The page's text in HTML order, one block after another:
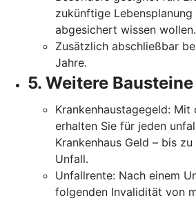
zukünftige
abgesichert wissen wollen.
Zusätzlich abschließbar
Jahre.
5. Weitere Bausteine
Krankenhaustagegeld: Mit
erhalten Sie für jeden
Krankenhaus Geld – bis
Unfall.
Unfallrente: Nach einem
folgenden Invalidität von